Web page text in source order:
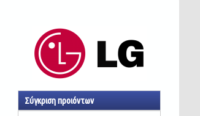
Σύγκριση προιόντων